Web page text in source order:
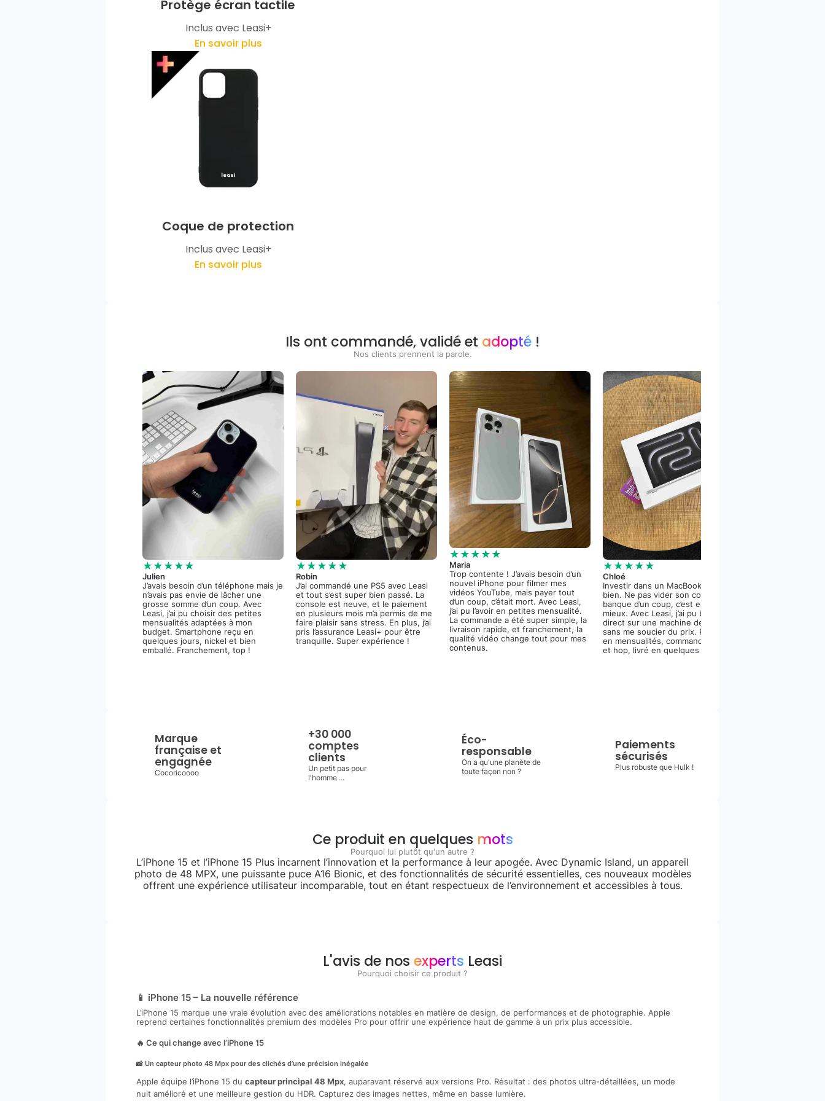
Protège écran tactile
Inclus avec Leasi+
En savoir plus
Coque de protection
Inclus avec Leasi+
En savoir plus
Ils ont commandé, validé et adopté !
Nos clients prennent la parole.
★★★★★
Julien
J’avais besoin d’un téléphone mais je
n’avais pas envie de lâcher une
grosse somme d’un coup. Avec
Leasi, j’ai pu choisir des petites
mensualités adaptées à mon
budget. Smartphone reçu en
quelques jours, nickel et bien
emballé. Franchement, top !
★★★★★
Robin
J’ai commandé une PS5 avec Leasi
et tout s’est super bien passé. La
console est neuve, et le paiement
en plusieurs mois m’a permis de me
faire plaisir sans stress. En plus, j’ai
pris l’assurance Leasi+ pour être
tranquille. Super expérience !
★★★★★
Maria
Trop contente ! J’avais besoin d’un
nouvel iPhone pour filmer mes
vidéos YouTube, mais payer tout
d’un coup, c’était mort. Avec Leasi,
j’ai pu l’avoir en petites mensualité.
La commande a été super simple, la
livraison rapide, et franchement, la
qualité vidéo change tout pour mes
contenus.
★★★★★
Chloé
Investir dans un MacBook Pro, c’est
bien. Ne pas vider son compte en
banque d’un coup, c’est encore
mieux. Avec Leasi, j’ai pu bosser
direct sur une machine de compet’
sans me soucier du prix. Paiement
en mensualités, commande fluide,
et hop, livré en quelques jours.
Marque
française et
engagnée
Cocoricoooo
+30 000
comptes
clients
Un petit pas pour
l'homme ...
Éco-
responsable
On a qu'une planète de
toute façon non ?
Paiements
sécurisés
Plus robuste que Hulk !
Ce produit en quelques mots
Pourquoi lui plutôt qu'un autre ?
L’iPhone 15 et l’iPhone 15 Plus incarnent l’innovation et la performance à leur apogée. Avec Dynamic Island, un appareil
photo de 48 MPX, une puissante puce A16 Bionic, et des fonctionnalités de sécurité essentielles, ces nouveaux modèles
offrent une expérience utilisateur incomparable, tout en étant respectueux de l’environnement et accessibles à tous.
L'avis de nos experts Leasi
Pourquoi choisir ce produit ?
📱 iPhone 15 – La nouvelle référence
L’iPhone 15 marque une vraie évolution avec des améliorations notables en matière de design, de performances et de photographie. Apple
reprend certaines fonctionnalités premium des modèles Pro pour offrir une expérience haut de gamme à un prix plus accessible.
🔥 Ce qui change avec l’iPhone 15
📸 Un capteur photo 48 Mpx pour des clichés d’une précision inégalée
Apple équipe l’iPhone 15 du capteur principal 48 Mpx, auparavant réservé aux versions Pro. Résultat : des photos ultra-détaillées, un mode
nuit amélioré et une meilleure gestion du HDR. Capturez des images nettes, même en basse lumière.